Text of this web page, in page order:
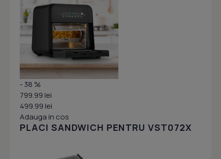
- 38 %
799.99 lei
499.99 lei
Adauga in cos
PLACI SANDWICH PENTRU VST072X